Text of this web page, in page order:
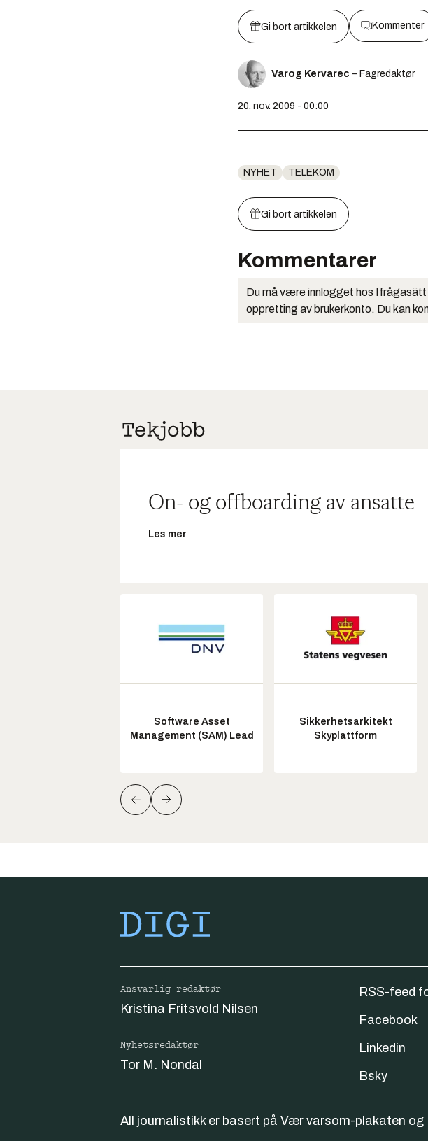
Gi bort artikkelen Kommenter
Varog Kervarec – Fagredaktør
20. nov. 2009 - 00:00
NYHET TELEKOM
Gi bort artikkelen
Kommentarer
Du må være innlogget hos
oppretting av brukerkonto. Du kan
On- og offboarding av ansatte
Les mer
Software Asset
Management (SAM) Lead
Sikkerhetsarkitekt
Skyplattform
Ansvarlig redaktør
Kristina Fritsvold Nilsen
Nyhetsredaktør
Tor M. Nondal
RSS-feed
Facebook
Linkedin
Bsky
All journalistikk er basert på Vær varsom-plakaten og